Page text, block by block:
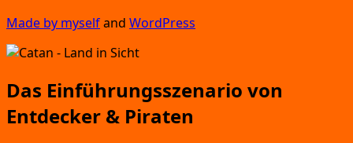
Made by mys­elfand Word­Press
Das Einführungsszenario von
Entdecker & Piraten